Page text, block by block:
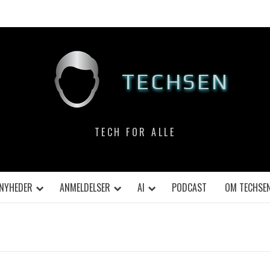
TECHSEN
TECH FOR ALLE
NYHEDER ANMELDELSER AI PODCAST OM